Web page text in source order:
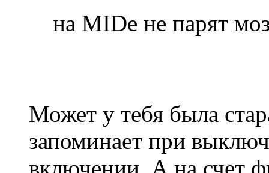
на MIDе не парят
Может у тебя была
запоминает при
включении. А на счет